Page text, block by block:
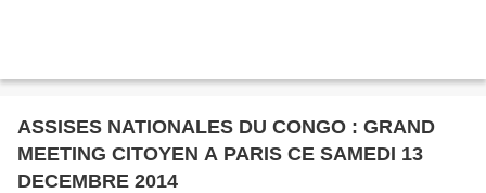
ASSISES NATIONALES DU CONGO : GRAND
MEETING CITOYEN A PARIS CE SAMEDI 13
DECEMBRE 2014